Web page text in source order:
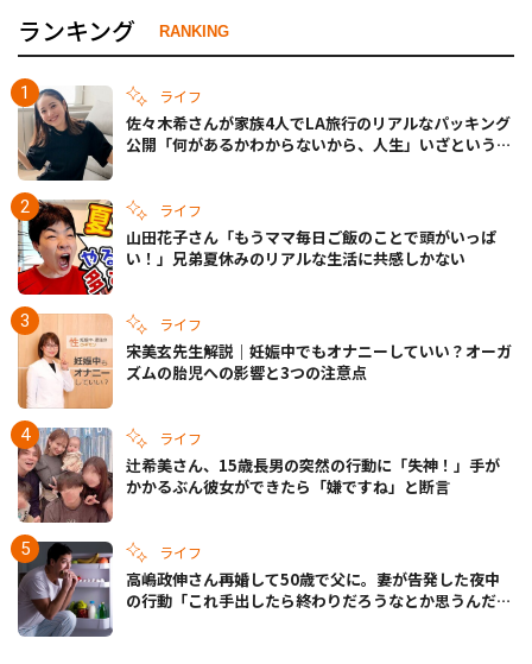
ランキング RANKING
ライフ
佐々木希さんが家族4人でLA旅行のリアルなパッキング
公開「何があるかわからないから、人生」いざというと
ライフ
山田花子さん「もうママ毎日ご飯のことで頭がいっぱ
い！」兄弟夏休みのリアルな生活に共感しかない
ライフ
宋美玄先生解説｜妊娠中でもオナニーしていい？オーガ
ズムの胎児への影響と3つの注意点
ライフ
辻希美さん、15歳長男の突然の行動に「失神！」手が
かかるぶん彼女ができたら「嫌ですね」と断言
ライフ
高嶋政伸さん再婚して50歳で父に。妻が告発した夜中
の行動「これ手出したら終わりだろうなとか思うんだけ